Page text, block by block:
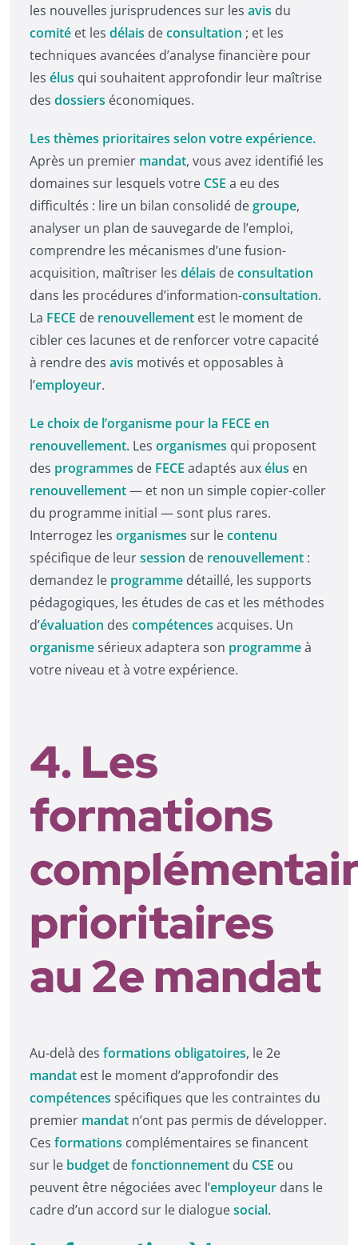
les nouvelles jurisprudences sur les avis du
comité et les délais deconsultation ; et les
techniques avancées d’analyse financière pour
les élus qui souhaitent approfondir leur maîtrise
des dossiers économiques.
Les thèmes prioritaires selon votre expérience.
Après un premier mandat, vous avez identifié les
domaines sur lesquels votre CSE a eu des
difficultés : lire un bilan consolidé degroupe,
analyser un plan de sauvegarde de l’emploi,
comprendre les mécanismes d’une fusion-
acquisition, maîtriser les délais deconsultation
dans les procédures d’information-consultation.
La FECE de renouvellement est le moment de
cibler ces lacunes et de renforcer votre capacité
à rendre des avis motivés et opposables à
l’employeur.
Le choix de l’organisme pour la FECE en
renouvellement. Les organismes qui proposent
des programmes de FECE adaptés auxélus en
renouvellement— et non un simple copier-coller
du programme initial — sont plus rares.
Interrogez les organismes sur lecontenu
spécifique de leursession de renouvellement :
demandez le programme détaillé, les supports
pédagogiques, les études de cas et les méthodes
d’évaluation des compétences acquises. Un
organismesérieux adaptera son programmeà
votre niveau et à votre expérience.
4. Les
formations
prioritaires
au 2e mandat
Au-delà des formations obligatoires, le 2e
mandat est le moment d’approfondir des
compétences spécifiques que les contraintes du
premier mandat n’ont pas permis de développer.
Ces formations complémentaires se financent
sur le budget defonctionnement du CSE ou
peuvent être négociées avec l’employeur dans le
cadre d’un accord sur le dialoguesocial.